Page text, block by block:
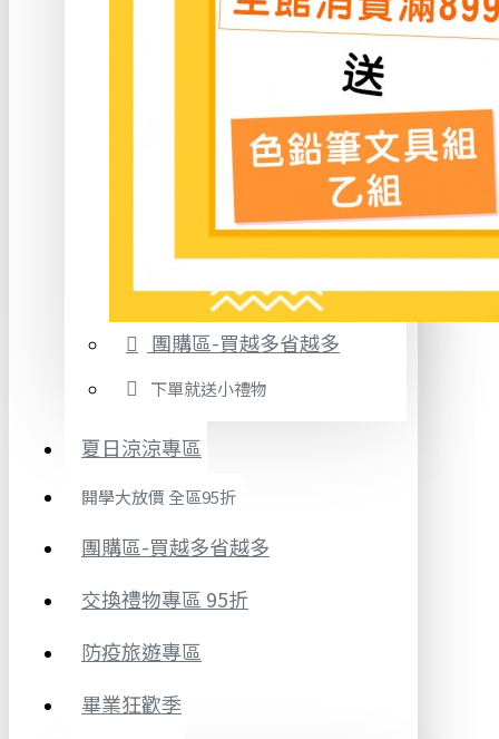
團購區-買越多省越多
下單就送小禮物
夏日涼涼專區
開學大放價 全區95折
團購區-買越多省越多
交換禮物專區 95折
防疫旅遊專區
畢業狂歡季